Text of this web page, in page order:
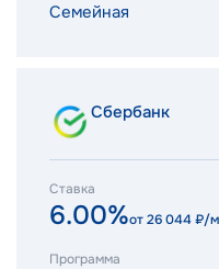
Семейная
Сбербанк
Ставка
6.00%от26 044₽/
Программа